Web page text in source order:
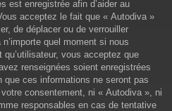
est enregistrée afin d’aider au
acceptez le fait que « Autodiva »
de déplacer ou de verrouiller
quel moment si nous
vous acceptez que
renseignées soient enregistrées
que ces informations ne seront pas
consentement, ni « Autodiva », ni
responsables en cas de tentative